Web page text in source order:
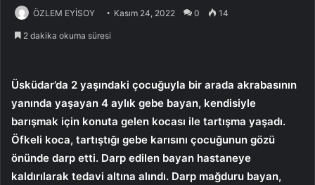
ÖZLEM EYİSOY Kasım 24, 2022 0 14
2 dakika okuma süresi
Üsküdar’da 2 yaşındaki çocuğuyla bir arada akrabasının
yanında yaşayan 4 aylık gebe bayan, kendisiyle
barışmak için konuta gelen kocası ile tartışma yaşadı.
Öfkeli koca, tartıştığı gebe karısını çocuğunun gözü
önünde darp etti. Darp edilen bayan hastaneye
kaldırılarak tedavi altına alındı. Darp mağduru bayan,